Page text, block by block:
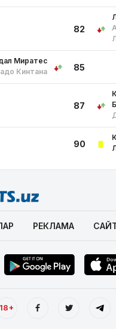
82
85
Миратес
Кинтана
87
90
РЕКЛАМА
18+